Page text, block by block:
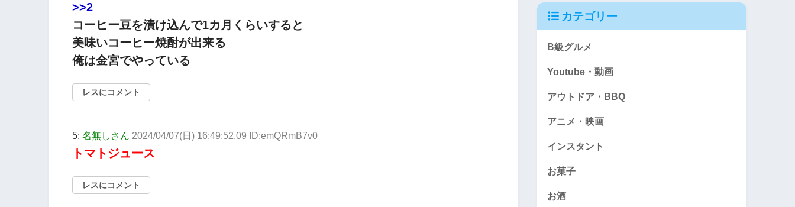
>>2
コーヒー豆を漬け込んで1カ月くらいすると
美味いコーヒー焼酎が出来る
俺は金宮でやっている
レスにコメント
5: 名無しさん 2024/04/07(日) 16:49:52.09 ID:emQRmB7v0
トマトジュース
レスにコメント
カテゴリー
B級グルメ
Youtube・動画
アウトドア・BBQ
アニメ・映画
インスタント
お菓子
お酒